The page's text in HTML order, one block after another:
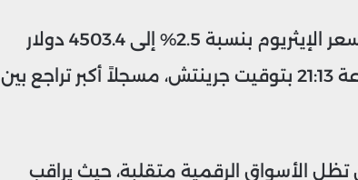
و على صعيد العملات الرقمية، انخفض سعر الإيثريوم بنسبة 2.5% إلى 4503.4 دولار
على منصة كوين ماركت كاب بحلول الساعة 21:13 بتوقيت جرينتش، مسجلاً أكبر تراجع بين
تظل الأسواق الرقمية متقلبة، حيث يراقب